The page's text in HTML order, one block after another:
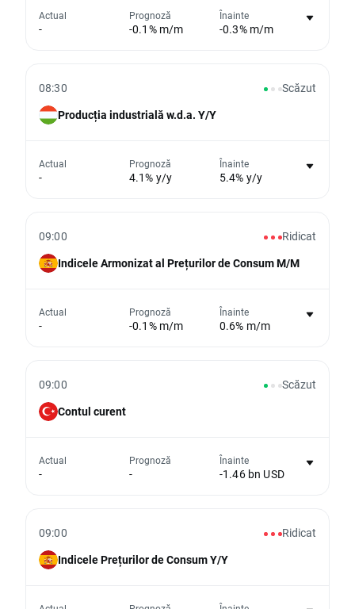
Nu există niciun grafic pentru acest
eveniment
Actual
-
Prognoză
-0.1% m/m
Înainte
-0.3% m/m
Nu există niciun grafic pentru acest
eveniment
08:30
Scăzut
Producția industrială w.d.a. Y/Y
Actual
-
Prognoză
4.1% y/y
Înainte
5.4% y/y
Nu există niciun grafic pentru acest
eveniment
09:00
Ridicat
Indicele Armonizat al Prețurilor de Consum M/M
Actual
-
Prognoză
-0.1% m/m
Înainte
0.6% m/m
Nu există niciun grafic pentru acest
09:00
Scăzut
Contul curent
Actual
-
Prognoză
-
Înainte
-1.46 bn USD
Nu există niciun grafic pentru acest
09:00
Ridicat
Indicele Prețurilor de Consum Y/Y